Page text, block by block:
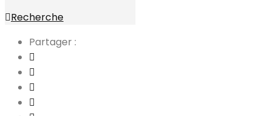
Recherche
Partager :